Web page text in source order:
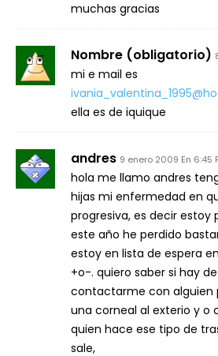
muchas gracias
Nombre (obligatorio)
mi e mail es
ella es de iquique
andres 9 enero 2009 En 6:45
hola me llamo andres
hijas mi enfermedad en
progresiva, es decir estoy
este año he perdido
estoy en lista de espera
+o-. quiero saber si hay
contactarme con alguien
una corneal al exterio y o
quien hace ese tipo de
sale,